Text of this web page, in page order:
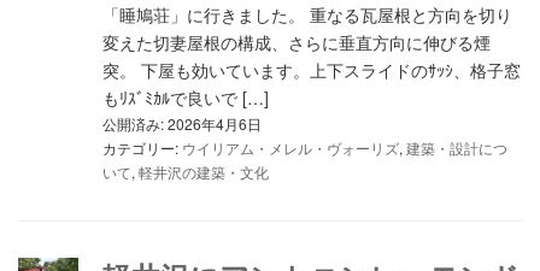
「睡鳩荘」に行きました。 重なる瓦屋根と方向を切り
変えた切妻屋根の構成、さらに垂直方向に伸びる煙
突。 下屋も効いています。上下スライドのｻｯｼ、格子窓
もﾘｽﾞﾐｶﾙで良いで […]
公開済み: 2026年4月6日
カテゴリー: ウイリアム・メレル・ヴォーリズ, 建築・設計につ
いて, 軽井沢の建築・文化